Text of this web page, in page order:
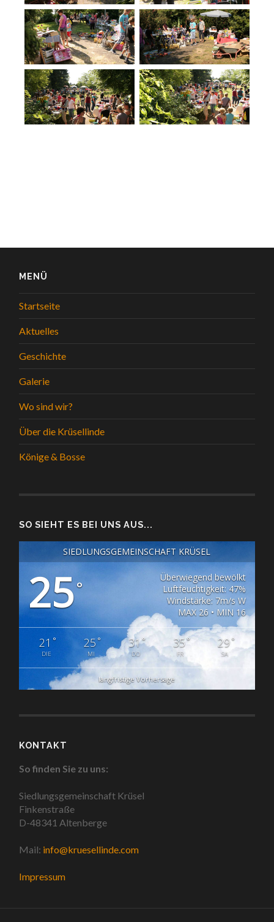
MENÜ
Startseite
Aktuelles
Geschichte
Galerie
Wo sind wir?
Über die Krüsellinde
Könige & Bosse
SO SIEHT ES BEI UNS AUS...
SIEDLUNGSGEMEINSCHAFT KRÜSEL
25°
Überwiegend bewölkt
Luftfeuchtigkeit: 47%
Windstärke: 7m/s W
MAX 26 • MIN 16
21 °
DIE
25°
MI
31°
DO
35°
FR
29°
SA
langfristige Vorhersage
KONTAKT
So finden Sie zu uns:
Siedlungsgemeinschaft Krüsel
Finkenstraße
D-48341 Altenberge
Mail: info@kruesellinde.com
Impressum